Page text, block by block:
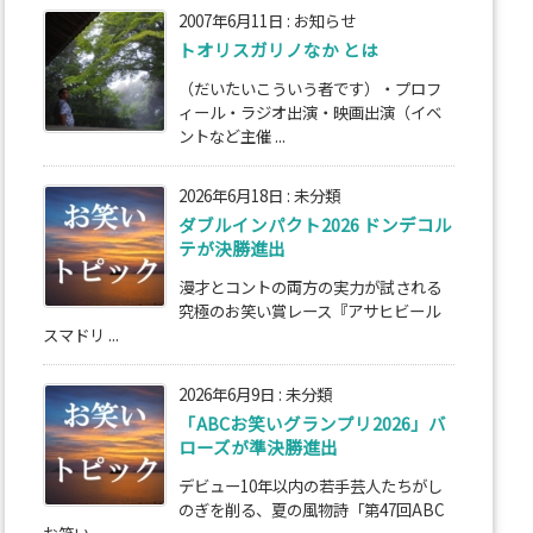
2007年6月11日 : お知らせ
トオリスガリノなか とは
（だいたいこういう者です）・プロフ
ィール・ラジオ出演・映画出演（イベ
ントなど主催 ...
2026年6月18日 : 未分類
ダブルインパクト2026 ドンデコル
テが決勝進出
漫才とコントの両方の実力が試される
究極のお笑い賞レース『アサヒビール
スマドリ ...
2026年6月9日 : 未分類
「ABCお笑いグランプリ2026」バ
ローズが準決勝進出
デビュー10年以内の若手芸人たちがし
のぎを削る、夏の風物詩「第47回ABC